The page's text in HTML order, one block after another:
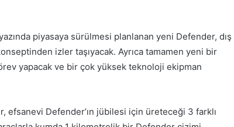
piyasaya sürülmesi planlanan yeni Defender, dış
izler taşıyacak. Ayrıca tamamen yeni bir
yapacak ve bir çok yüksek teknoloji ekipman
efsanevi Defender’ın jübilesi için üreteceği 3 farklı